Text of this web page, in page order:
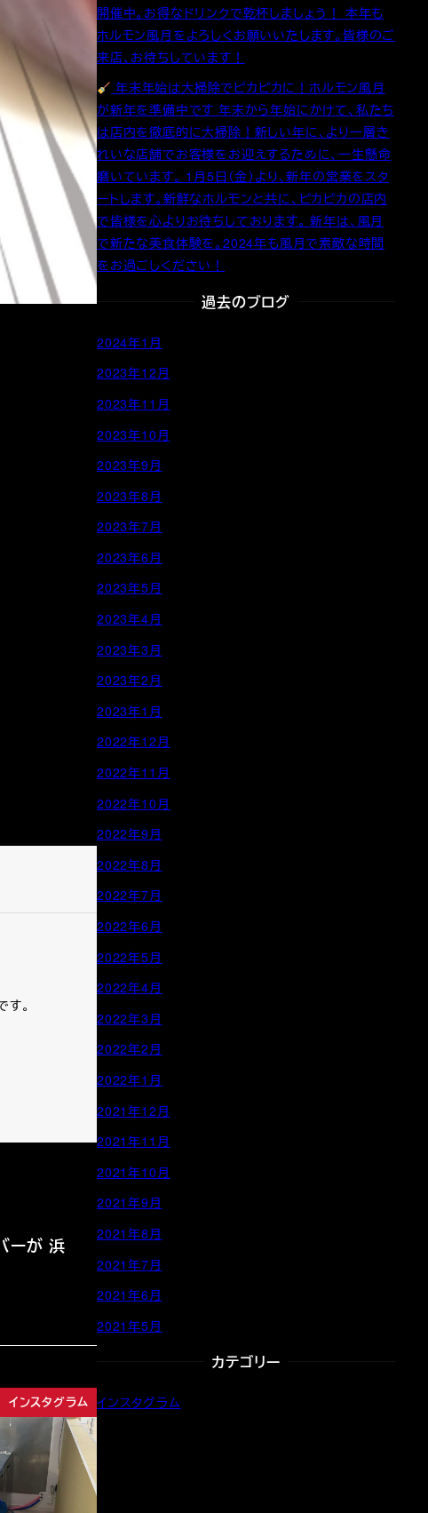
。
ーが 浜
インスタグラム
開催中。お得なドリンクで乾杯しましょう！ 本年も
ホルモン風月をよろしくお願いいたします。皆様のご
来店、お待ちしています！
年末年始は大掃除でピカピカに！ホルモン風月
が新年を準備中です 年末から年始にかけて、私たち
は店内を徹底的に大掃除！新しい年に、より一層き
れいな店舗でお客様をお迎えするために、一生懸命
磨いています。 1月5日（金）より、新年の営業をスタ
ートします。新鮮なホルモンと共に、ピカピカの店内
で皆様を心よりお待ちしております。 新年は、風月
で新たな美食体験を。2024年も風月で素敵な時間
をお過ごしください！
過去のブログ
2024年1月
2023年12月
2023年11月
2023年10月
2023年9月
2023年8月
2023年7月
2023年6月
2023年5月
2023年4月
2023年3月
2023年2月
2023年1月
2022年12月
2022年11月
2022年10月
2022年9月
2022年8月
2022年7月
2022年6月
2022年5月
2022年4月
2022年3月
2022年2月
2022年1月
2021年12月
2021年11月
2021年10月
2021年9月
2021年8月
2021年7月
2021年6月
2021年5月
カテゴリー
インスタグラム